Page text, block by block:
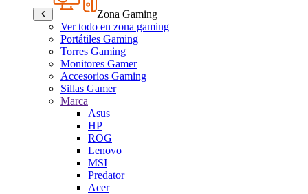
Zona Gaming
Ver todo en zona gaming
Portátiles Gaming
Torres Gaming
Monitores Gamer
Accesorios Gaming
Sillas Gamer
Marca
Asus
HP
ROG
Lenovo
MSI
Predator
Acer